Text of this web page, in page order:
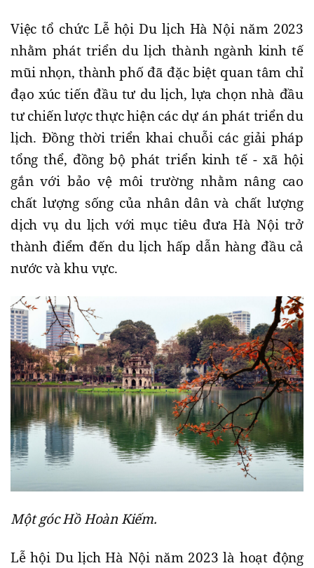
Việc tổ chức Lễ hội Du lịch Hà Nội năm 2023
nhằm phát triển du lịch thành ngành kinh tế
mũi nhọn, thành phố đã đặc biệt quan tâm chỉ
đạo xúc tiến đầu tư du lịch, lựa chọn nhà đầu
tư chiến lược thực hiện các dự án phát triển du
lịch. Đồng thời triển khai chuỗi các giải pháp
tổng thể, đồng bộ phát triển kinh tế - xã hội
gắn với bảo vệ môi trường nhằm nâng cao
chất lượng sống của nhân dân và chất lượng
dịch vụ du lịch với mục tiêu đưa Hà Nội trở
thành điểm đến du lịch hấp dẫn hàng đầu cả
nước và khu vực.
Một góc Hồ Hoàn Kiếm.
Lễ hội Du lịch Hà Nội năm 2023 là hoạt động